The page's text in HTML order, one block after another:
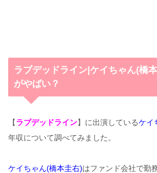
ラブデッドライン|ケイちゃん(橋
がやばい？
【ラブデッドライン】に出演しているケイ
年収について調べてみました。
ケイちゃん(橋本圭右)はファンド会社で勤